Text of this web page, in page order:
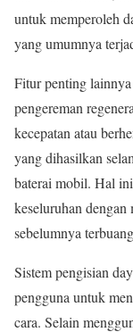
untuk memperoleh
yang umumnya
Fitur penting
pengereman
kecepatan atau
yang dihasilkan
baterai mobil. Hal
keseluruhan
sebelumnya
Sistem pengisian
pengguna untuk
cara. Selain